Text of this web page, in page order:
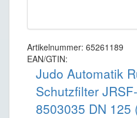
Artikelnummer: 65261189
EAN/GTIN:
Judo Automatik
Schutzfilter
8503035 DN 125